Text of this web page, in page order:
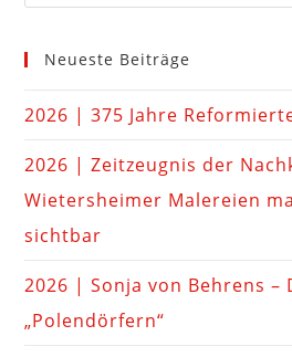
Neueste Beiträge
2026 | 375 Jahre
2026 | Zeitzeugnis der
Wietersheimer Malereien
sichtbar
2026 | Sonja von Behrens –
„Polendörfern“